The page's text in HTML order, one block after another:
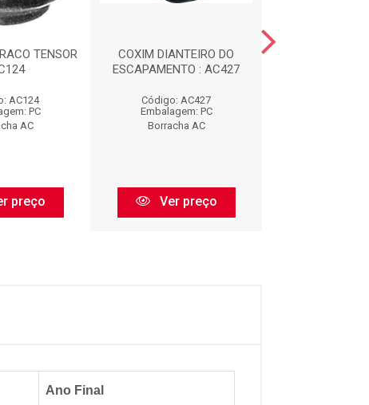
TENSOR
AC124
PC
AC
preço
COXIM DIANTEIRO DO
ESCAPAMENTO : AC427
Código: AC427
Embalagem: PC
Borracha AC
Ver preço
Ano Final